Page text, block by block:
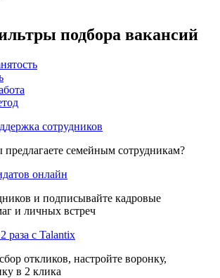
подбора вакансий
сотрудников
семейным сотрудникам?
онлайн
и подписывайте кадровые
и личных встреч
раза с Talantix
откликов, настройте воронку,
в 2 клика